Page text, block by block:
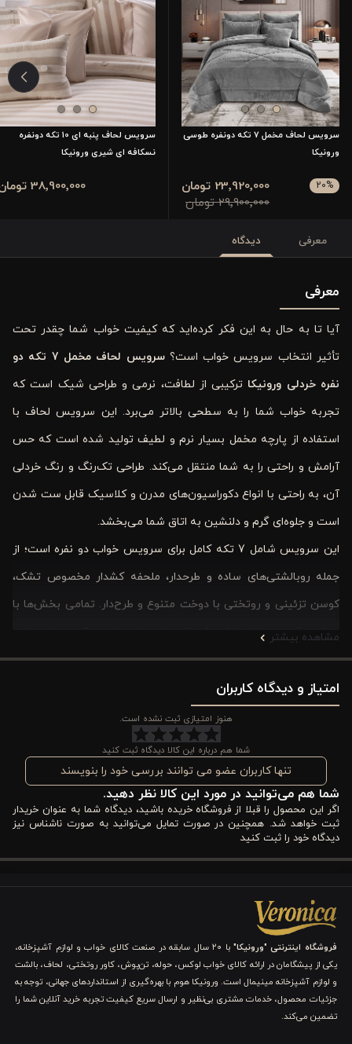
سرویس لحاف مخمل 7 تکه دونفره طوسی
ورونیکا
20%
29٬900٬000 تومان
23٬920٬000 تومان
سرویس لحاف پنبه ای 10 تکه دونفره
نسکافه ای شیری ورونیکا
38٬900٬000 تومان
معرفی دیدگاه
معرفی
آیا تا به حال به این فکر کرده‌اید که کیفیت خواب شما چقدر تحت
تأثیر انتخاب سرویس خواب است؟
سرویس لحاف مخمل 7 تکه دو
نفره خردلی ورونیکا ترکیبی از لطافت، نرمی و طراحی شیک است که
تجربه خواب شما را به سطحی بالاتر می‌برد. این سرویس لحاف با
استفاده از پارچه مخمل بسیار نرم و لطیف تولید شده است که حس
آرامش و راحتی را به شما منتقل می‌کند. طراحی تک‌رنگ و رنگ خردلی
آن، به راحتی با انواع دکوراسیون‌های مدرن و کلاسیک قابل ست شدن
است و جلوه‌ای گرم و دلنشین به اتاق شما می‌بخشد.
این سرویس شامل 7 تکه کامل برای سرویس خواب دو نفره است؛ از
جمله روبالشتی‌های ساده و طرحدار، ملحفه کشدار مخصوص تشک،
کوسن تزئینی و روتختی با دوخت متنوع و طرح‌دار. تمامی بخش‌ها با
دوخت دقیق و مقاوم تولید شده‌اند و ضدپرز و ضدچروک هستند. علاوه
بر این، قابلیت شست‌وشو با آب ۳۰ درجه سانتی‌گراد بدون تغییر رنگ
یا بافت، آن را به گزینه‌ای ایده‌آل برای استفاده روزمره تبدیل کرده
با انتخاب این سرویس، شما نه تنها یک لحاف با کیفیت و مقاوم
دریافت می‌کنید، بلکه یک محصول کاربردی و زیبا برای دکوراسیون اتاق
خواب خود خواهید داشت. این سرویس می‌تواند به عنوان یک هدیه
لوکس جهیزیه نیز مناسب باشد و حس خاص و متفاوتی را به
لطیف، طراحی شیک و قابلیت شست‌وشوی آسان، تجربه خواب راحت و
دکوراسیونی گرم برای اتاق شما فراهم می‌کند.
مزایا و ویژگی‌های سرویس لحاف مخمل 7 تکه دو نفره
خردلی ورونیکا
مشاهده بیشتر
امتیاز و دیدگاه کاربران
هنوز امتیازی ثبت نشده است.
شما هم درباره این کالا دیدگاه ثبت کنید
تنها کاربران عضو می توانند بررسی خود را بنویسند
شما هم می‌توانید در مورد این کالا نظر دهید.
اگر این محصول را قبلا از فروشگاه خریده باشید، دیدگاه شما به عنوان خریدار
ثبت خواهد شد. همچنین در صورت تمایل می‌توانید به صورت ناشناس نیز
دیدگاه خود را ثبت کنید
فروشگاه اینترنتی "ورونیکا"
با ۲۰ سال سابقه در صنعت کالای خواب و لوازم آشپزخانه،
یکی از پیشگامان در ارائه کالای خواب لوکس، حوله، تن‌پوش، کاور روتختی، لحاف، بالشت
و لوازم آشپزخانه مینیمال است. ورونیکا هوم با بهره‌گیری از استانداردهای جهانی، توجه به
جزئیات محصول، خدمات مشتری بی‌نظیر و ارسال سریع کیفیت تجربه خرید آنلاین شما را
تضمین می‌کند.